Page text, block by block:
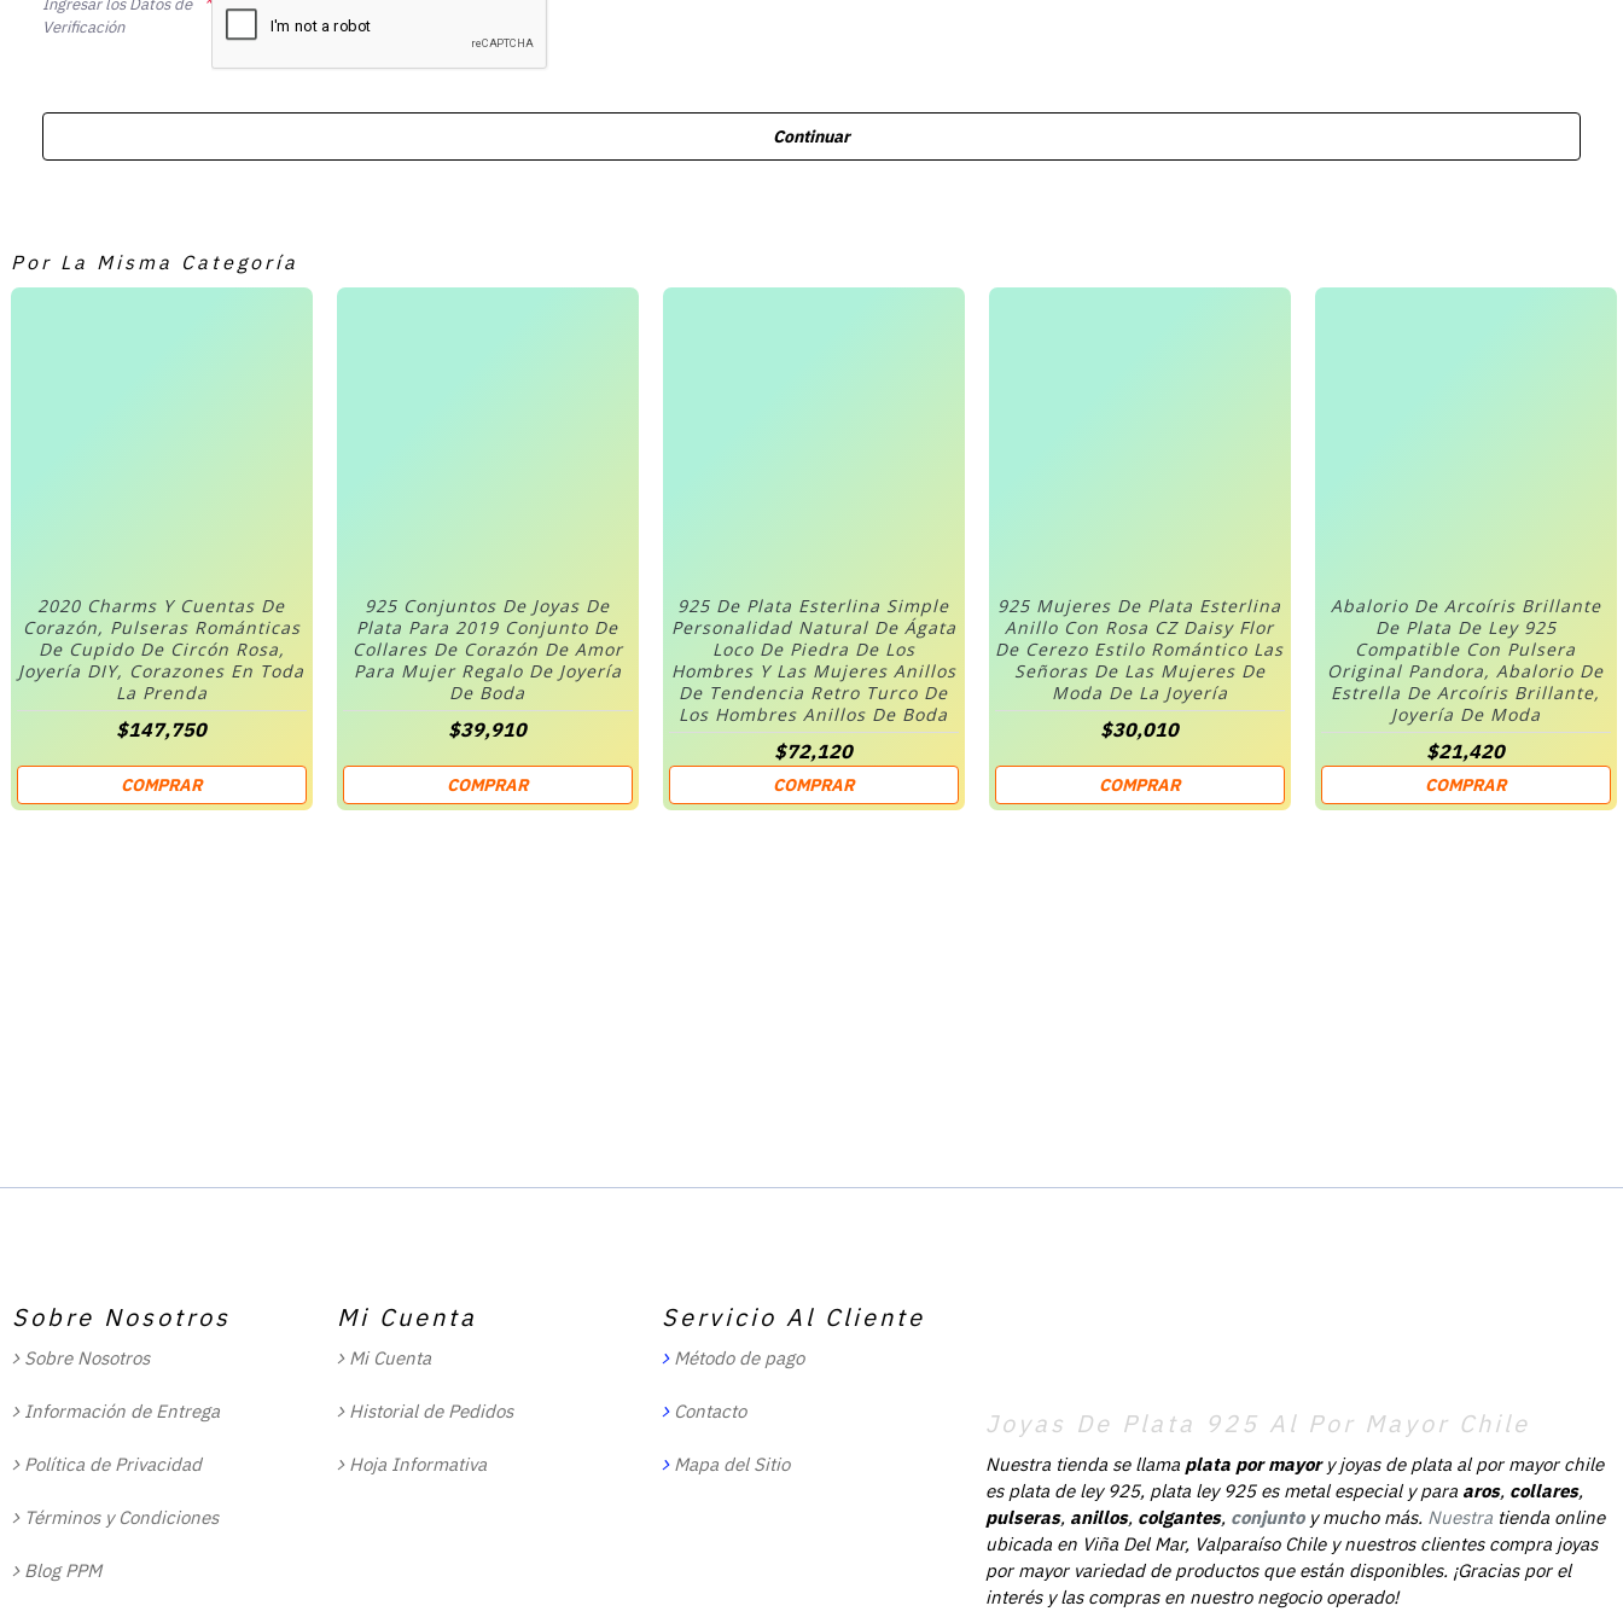
Ingresar los Datos de
Verificación
Continuar
Por La Misma Categoría
2020 Charms Y Cuentas De
Corazón, Pulseras Románticas
De Cupido De Circón Rosa,
Joyería DIY, Corazones En Toda
La Prenda
$147,750
COMPRAR
925 Conjuntos De Joyas De
Plata Para 2019 Conjunto De
Collares De Corazón De Amor
Para Mujer Regalo De Joyería
De Boda
$39,910
COMPRAR
925 De Plata Esterlina Simple
Personalidad Natural De Ágata
Loco De Piedra De Los
Hombres Y Las Mujeres Anillos
De Tendencia Retro Turco De
Los Hombres Anillos De Boda
$72,120
COMPRAR
925 Mujeres De Plata Esterlina
Anillo Con Rosa CZ Daisy Flor
De Cerezo Estilo Romántico Las
Señoras De Las Mujeres De
Moda De La Joyería
$30,010
COMPRAR
Abalorio De Arcoíris Brillante
De Plata De Ley 925
Compatible Con Pulsera
Original Pandora, Abalorio De
Estrella De Arcoíris Brillante,
Joyería De Moda
$21,420
COMPRAR
Sobre Nosotros
Sobre Nosotros
Información de Entrega
Política de Privacidad
Términos y Condiciones
Blog PPM
Mi Cuenta
Mi Cuenta
Historial de Pedidos
Hoja Informativa
Servicio Al Cliente
Método de pago
Contacto
Mapa del Sitio
Joyas De Plata 925 Al Por Mayor Chile
Nuestra tienda se llama plata por mayory joyas de plata al por mayor chile
es plata de ley 925, plata ley 925 es metal especial y para aros, collares,
pulseras, anillos, colgantes, conjunto y mucho más. Nuestra tienda online
ubicada en Viña Del Mar, Valparaíso Chile y nuestros clientes compra joyas
por mayor variedad de productos que están disponibles. ¡Gracias por el
interés y las compras en nuestro negocio operado!